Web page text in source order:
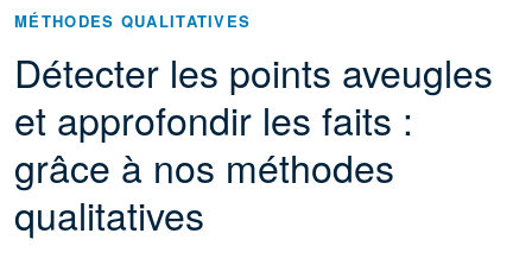
MÉTHODES QUALITATIVES
Détecter les points aveugles
et approfondir les faits :
grâce à nos méthodes
qualitatives